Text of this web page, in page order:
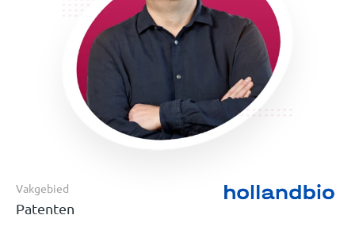
Vakgebied
Patenten